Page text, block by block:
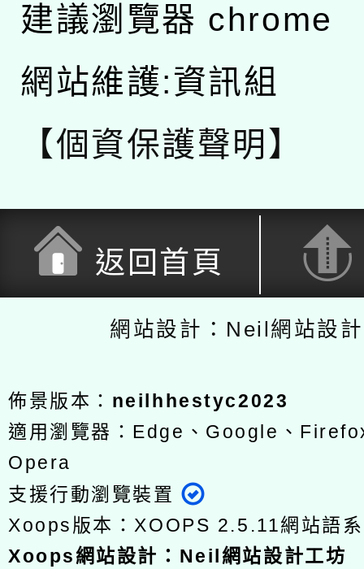
建議瀏覽器 chrome
網站維護:資訊組
【個資保護聲明】
返回首頁
網站設計：Neil網站設
佈景版本： neilhhestyc2023
適用瀏覽器：Edge、Google、
Opera
支援行動瀏覽裝置
Xoops版本： XOOPS 2.5.11網站語
Xoops網站設計 ： Neil網站設計工坊